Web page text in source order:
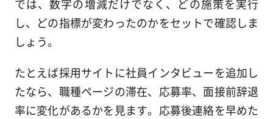
では、数字の増減だけでなく、どの施策を実行
し、どの指標が変わったのかをセットで確認しま
しょう。
たとえば採用サイトに社員インタビューを追加し
たなら、職種ページの滞在、応募率、面接前辞退
率に変化があるかを見ます。応募後連絡を早めた